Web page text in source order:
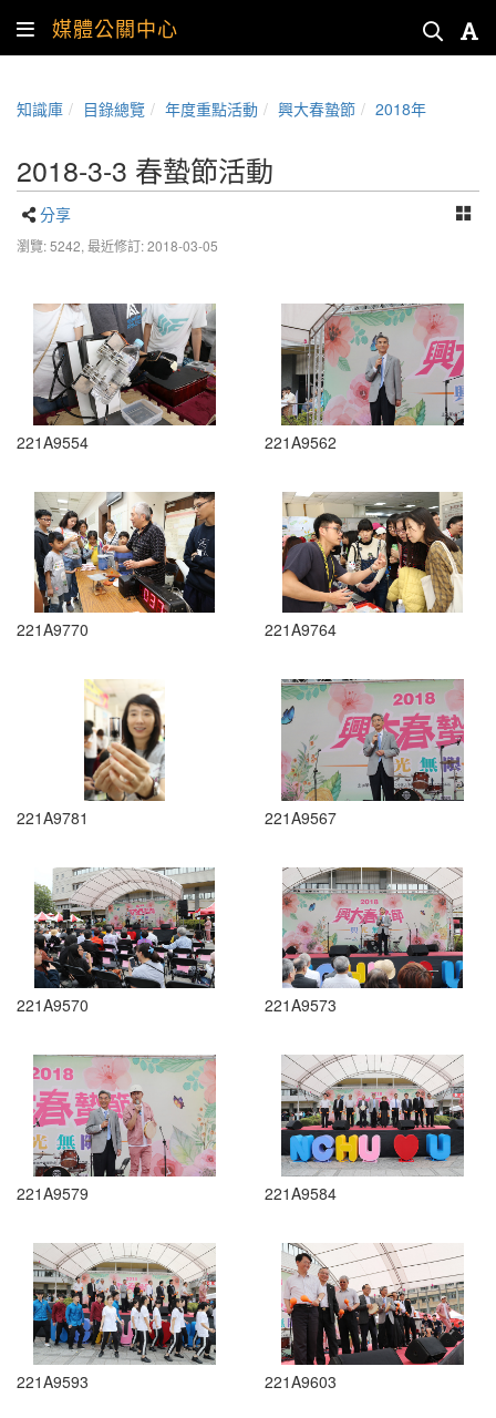
媒體公關中心
知識庫 目錄總覽 年度重點活動 興大春蟄節 2018年
2018-3-3 春蟄節活動
分享
瀏覽: 5242, 最近修訂: 2018-03-05
221A9554 221A9562
221A9770 221A9764
221A9781 221A9567
221A9570 221A9573
221A9579 221A9584
221A9593 221A9603